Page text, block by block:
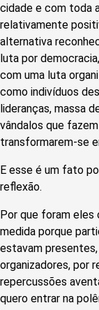
cidade e com toda
relativamente
alternativa
luta por
com uma luta
como indivíduos
lideranças, massa
vândalos que
transformarem-se
E esse é um fato
reflexão.
Por que foram eles
medida porque
estavam
organizadores, por
repercussões
quero entrar na